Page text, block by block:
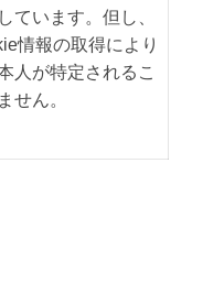
ています。但し、
情報の取得により
人が特定されるこ
せん。